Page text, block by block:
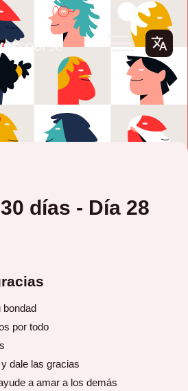
días - Día 28
bondad
por todo
dale las gracias
a amar a los demás